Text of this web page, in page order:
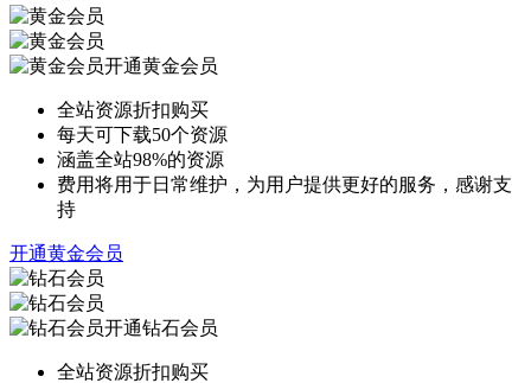
开通黄金会员
全站资源折扣购买
每天可下载50个资源
涵盖全站98%的资源
费用将用于日常维护，为用户提供更好的服务，感谢支
持
开通黄金会员
开通钻石会员
全站资源折扣购买